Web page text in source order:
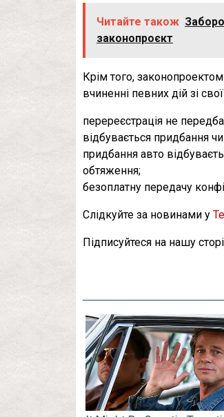
Читайте також
законопроєкт
Крім того,
вчиненні певних дій зі
перереєстрація не
відбувається придбання
придбання авто
обтяження;
безоплатну передачу
Слідкуйте за новинами у
Підписуйтеся на нашу